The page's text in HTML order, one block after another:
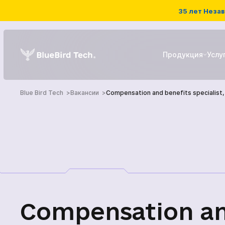
35 лет
Продукция
Наземный
ГЛАВНАЯ
УСЛУГИ
Blue Bird Tech Вакансии Compensation and benefits specialist,
Compensation